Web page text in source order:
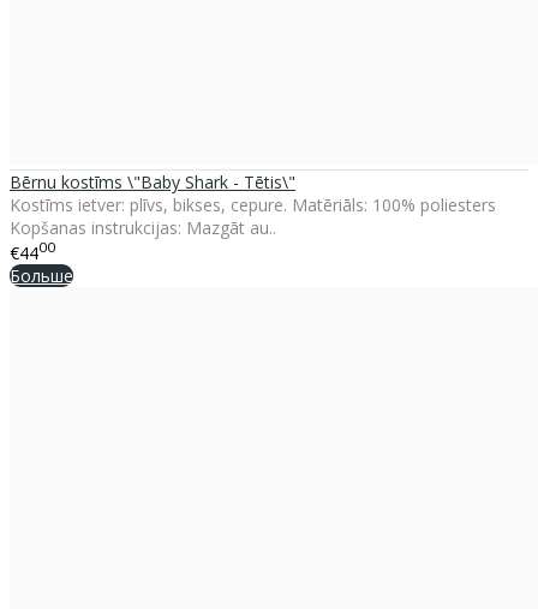
Bērnu kostīms \"Baby Shark - Tētis\"
Kostīms ietver: plīvs, bikses, cepure. Matēriāls: 100% poliesters
Kopšanas instrukcijas: Mazgāt au..
€4400
Больше